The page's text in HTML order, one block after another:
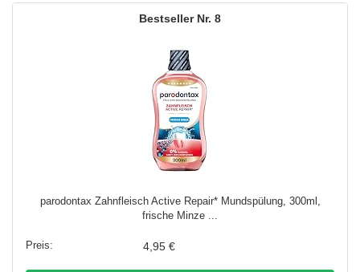
8
parodontax Zahnfleisch Active Repair* Mundspülung, 300ml,
frische Minze ...
4,95 €